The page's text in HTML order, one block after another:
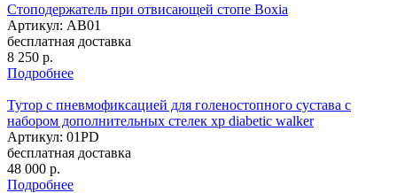
Стоподержатель при отвисающей стопе Boxia
Артикул: AB01
бесплатная доставка
8 250 р.
Подробнее
Тутор с пневмофиксацией для голеностопного сустава с
набором дополнительных стелек xp diabetic walker
Артикул: 01PD
бесплатная доставка
48 000 р.
Подробнее